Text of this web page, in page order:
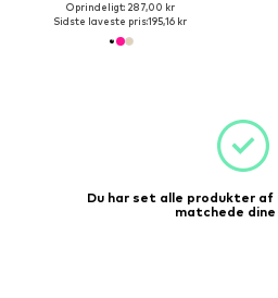
Oprindeligt: 287,00 kr
Sidste laveste pris:195,16 kr
Du har set alle produkter af
matchede